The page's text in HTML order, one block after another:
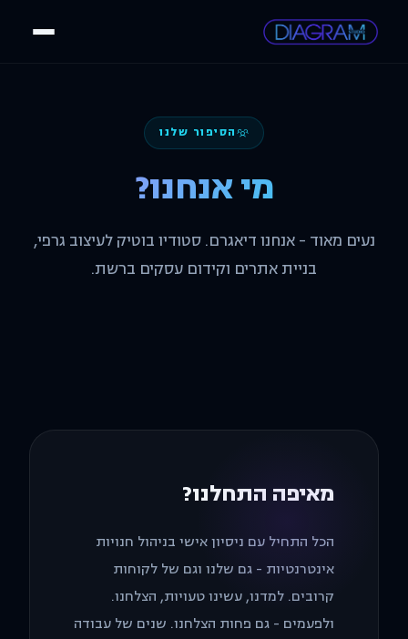
הסיפור שלנו
מי אנחנו?
נעים מאוד - אנחנו דיאגרם. סטודיו בוטיק לעיצוב גרפי,
בניית אתרים וקידום עסקים ברשת.
מאיפה התחלנו?
הכל התחיל עם ניסיון אישי בניהול חנויות
אינטרנטיות - גם שלנו וגם של לקוחות
קרובים. למדנו, עשינו טעויות, הצלחנו.
ולפעמים - גם פחות הצלחנו. שנים של עבודה